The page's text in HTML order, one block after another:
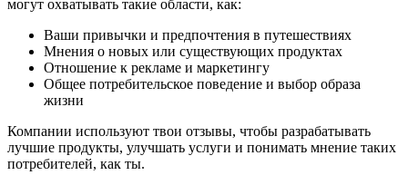
могут охватывать такие области, как:
Ваши привычки и предпочтения в путешествиях
Мнения о новых или существующих продуктах
Отношение к рекламе и маркетингу
Общее потребительское поведение и выбор образа
жизни
Компании используют твои отзывы, чтобы разрабатывать
лучшие продукты, улучшать услуги и понимать мнение таких
потребителей, как ты.